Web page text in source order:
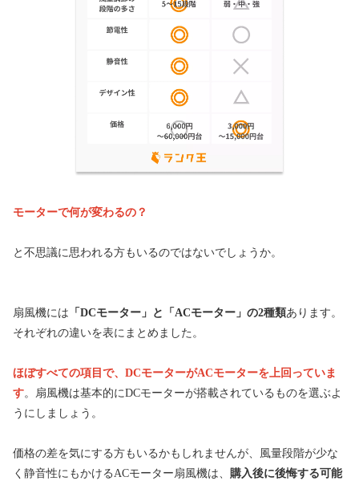
モーターで何が変わるの？
と不思議に思われる方もいるのではないでしょうか。
扇風機には 「DCモーター」と「ACモーター」の2種類あります。
それぞれの違いを表にまとめました。
ほぼすべての項目で、DCモーターがACモーターを上回っていま
す。扇風機は基本的にDCモーターが搭載されているものを選ぶよ
うにしましょう。
価格の差を気にする方もいるかもしれませんが、風量段階が少な
く静音性にもかけるACモーター扇風機は、 購入後に後悔する可能